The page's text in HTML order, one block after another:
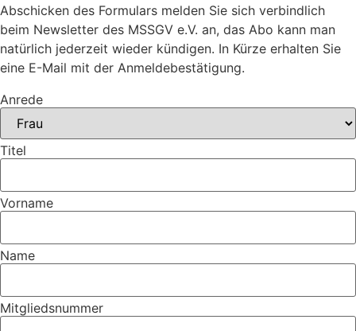
Abschicken des Formulars melden Sie sich verbindlich
beim Newsletter des MSSGV e.V. an, das Abo kann man
natürlich jederzeit wieder kündigen. In Kürze erhalten Sie
eine E-Mail mit der Anmeldebestätigung.
Anrede
Titel
Vorname
Name
Mitgliedsnummer